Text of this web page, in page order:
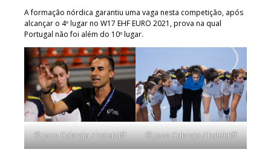
A formação nórdica garantiu uma vaga nesta competição, após
alcançar o 4º lugar no W17 EHF EURO 2021, prova na qual
Portugal não foi além do 10º lugar.
© Jozo Cabraja / kolektiff © Jozo Cabraja / kolektiff